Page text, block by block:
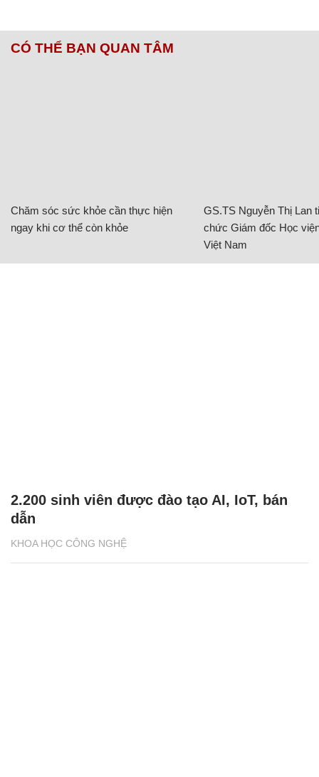
CÓ THỂ BẠN QUAN TÂM
Chăm sóc sức khỏe cần thực hiện
ngay khi cơ thể còn khỏe
GS.TS Nguyễn Thị Lan
chức Giám đốc Học
Việt Nam
KHOA HỌC CÔNG NGHỆ
2.200 sinh viên được đào tạo AI, IoT, bán
dẫn